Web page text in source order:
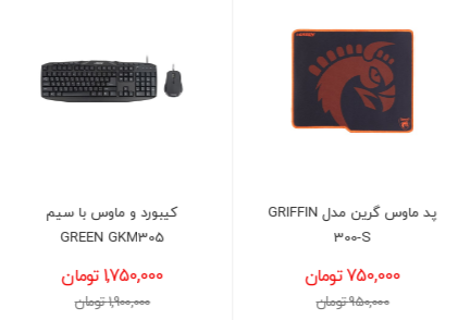
کیبورد و ماوس با سیم
GREEN GKM305
1,750,000 تومان
1,900,000 تومان
302
1,200,000 تومان
1,400,000 تومان